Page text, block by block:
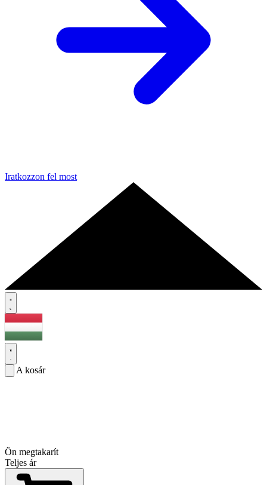
Iratkozzon fel most
A kosár
Ön megtakarít
Teljes ár